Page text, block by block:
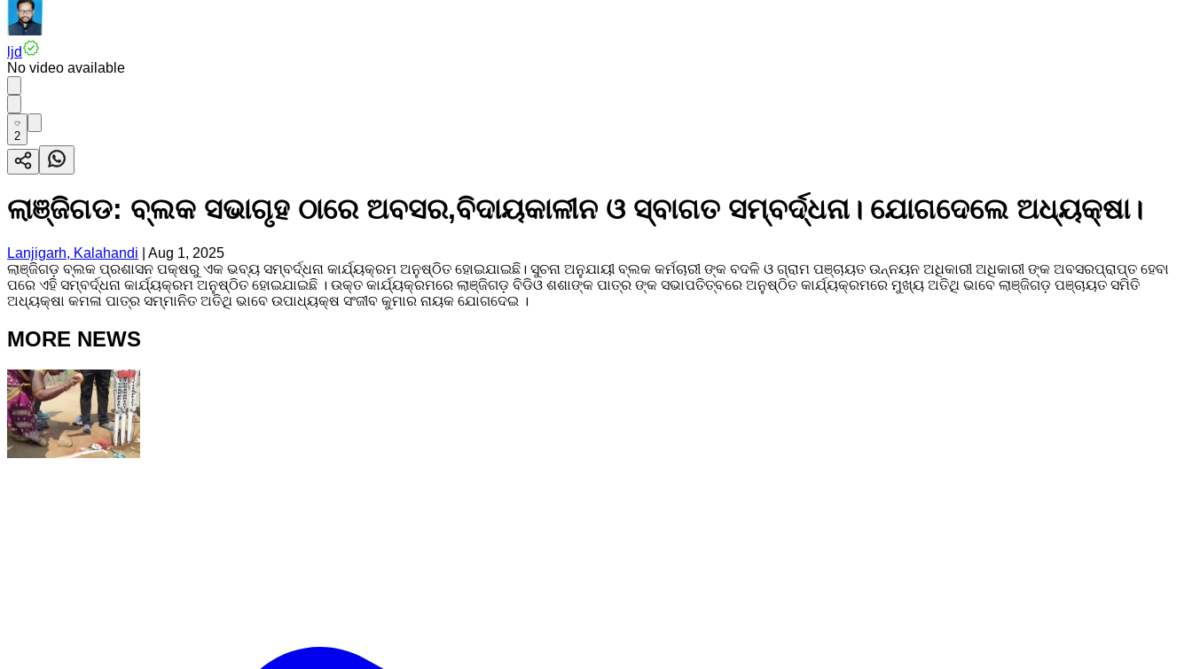
ljd
No video available
2
ଲାଞ୍ଜିଗଡ: ବ୍ଲକ ସଭାଗୃହ ଠାରେ ଅବସର,ବିଦାୟକାଳୀନ ଓ ସ୍ବାଗତ ସମ୍ବର୍ଦ୍ଧନା। ଯୋଗଦେଲେ ଅଧ୍ୟକ୍ଷା।
Lanjigarh, Kalahandi
Aug 1, 2025
ଲାଞ୍ଜିଗଡ଼ ବ୍ଲକ ପ୍ରଶାସନ ପକ୍ଷରୁ ଏକ ଭବ୍ୟ ସମ୍ବର୍ଦ୍ଧନା କାର୍ଯ୍ୟକ୍ରମ ଅନୁଷ୍ଠିତ ହୋଇଯାଇଛି। ସୁଚନା ଅନୁଯାୟୀ ବ୍ଲକ କର୍ମଚାରୀ ଙ୍କ ବଦଳି ଓ ଗ୍ରାମ ପଞ୍ଚାୟତ ଉନ୍ନୟନ ଅଧିକାରୀ ଅଧିକାରୀ ଙ୍କ ଅବସରପ୍ରାପ୍ତ ହେବା
ପରେ ଏହି ସମ୍ବର୍ଦ୍ଧନା କାର୍ଯ୍ୟକ୍ରମ ଅନୁଷ୍ଠିତ ହୋଇଯାଇଛି । ଉକ୍ତ କାର୍ଯ୍ୟକ୍ରମରେ ଲାଞ୍ଜିଗଡ଼ ବିଡିଓ ଶଶାଙ୍କ ପାତ୍ର ଙ୍କ ସଭାପତିତ୍ବରେ ଅନୁଷ୍ଠିତ କାର୍ଯ୍ୟକ୍ରମରେ ମୁଖ୍ୟ ଅତିଥି ଭାବେ ଲାଞ୍ଜିଗଡ଼ ପଞ୍ଚାୟତ ସମିତି
ଅଧ୍ୟକ୍ଷା କମଳା ପାତ୍ର ସମ୍ମାନିତ ଅତିଥି ଭାବେ ଉପାଧ୍ୟକ୍ଷ ସଂଜୀବ କୁମାର ନାୟକ ଯୋଗଦେଇ ।
MORE NEWS